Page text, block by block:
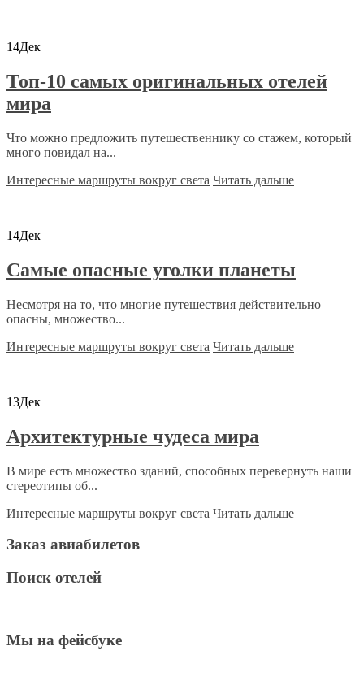
14Дек
Топ-10 самых оригинальных отелей
мира
Что можно предложить путешественнику со стажем, который
много повидал на...
Интересные маршруты вокруг света Читать дальше
14Дек
Самые опасные уголки планеты
Несмотря на то, что многие путешествия действительно
опасны, множество...
Интересные маршруты вокруг света Читать дальше
13Дек
Архитектурные чудеса мира
В мире есть множество зданий, способных перевернуть наши
стереотипы об...
Интересные маршруты вокруг света Читать дальше
Заказ авиабилетов
Поиск отелей
Мы на фейсбуке